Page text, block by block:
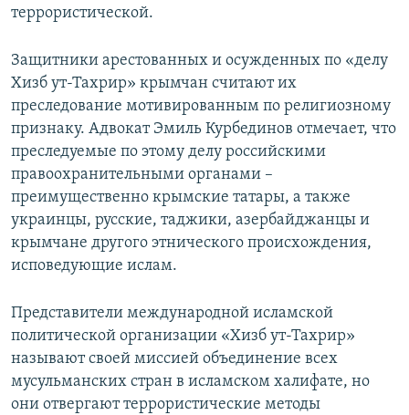
террористической.
Защитники арестованных и осужденных по «делу
Хизб ут-Тахрир» крымчан считают их
преследование мотивированным по религиозному
признаку. Адвокат Эмиль Курбединов отмечает, что
преследуемые по этому делу российскими
правоохранительными органами –
преимущественно крымские татары, а также
украинцы, русские, таджики, азербайджанцы и
крымчане другого этнического происхождения,
исповедующие ислам.
Представители международной исламской
политической организации «Хизб ут-Тахрир»
называют своей миссией объединение всех
мусульманских стран в исламском халифате, но
они отвергают террористические методы